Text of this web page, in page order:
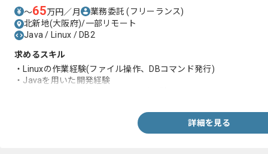
〜65万円／月 業務委託(フリーランス)
北新地(大阪府)/一部リモート
Java / Linux / DB2
求めるスキル
・Linuxの作業経験(ファイル操作、DBコマンド発行)
・Javaを用いた開発経験
詳細を見る